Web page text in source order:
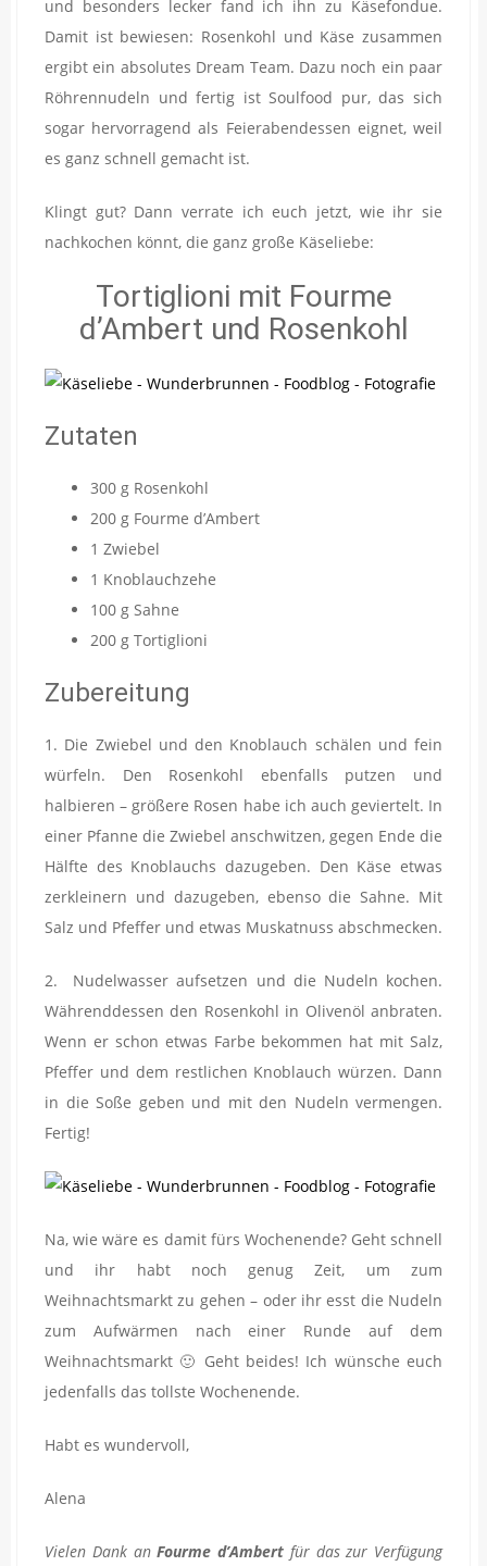
und besonders lecker fand ich ihn zu Käsefondue.
Damit ist bewiesen: Rosenkohl und Käse zusammen
ergibt ein absolutes Dream Team. Dazu noch ein paar
Röhrennudeln und fertig ist Soulfood pur, das sich
sogar hervorragend als Feierabendessen eignet, weil
es ganz schnell gemacht ist.
Klingt gut? Dann verrate ich euch jetzt, wie ihr sie
nachkochen könnt, die ganz große Käseliebe:
Tortiglioni mit Fourme
d’Ambert und Rosenkohl
Zutaten
300 g Rosenkohl
200 g Fourme d’Ambert
1 Zwiebel
1 Knoblauchzehe
100 g Sahne
200 g Tortiglioni
Zubereitung
1. Die Zwiebel und den Knoblauch schälen und fein
würfeln. Den Rosenkohl ebenfalls putzen und
halbieren – größere Rosen habe ich auch geviertelt. In
einer Pfanne die Zwiebel anschwitzen, gegen Ende die
Hälfte des Knoblauchs dazugeben. Den Käse etwas
zerkleinern und dazugeben, ebenso die Sahne. Mit
Salz und Pfeffer und etwas Muskatnuss abschmecken.
2. Nudelwasser aufsetzen und die Nudeln kochen.
Währenddessen den Rosenkohl in Olivenöl anbraten.
Wenn er schon etwas Farbe bekommen hat mit Salz,
Pfeffer und dem restlichen Knoblauch würzen. Dann
in die Soße geben und mit den Nudeln vermengen.
Fertig!
Na, wie wäre es damit fürs Wochenende? Geht schnell
und ihr habt noch genug Zeit, um zum
Weihnachtsmarkt zu gehen – oder ihr esst die Nudeln
zum Aufwärmen nach einer Runde auf dem
Weihnachtsmarkt 🙂 Geht beides! Ich wünsche euch
jedenfalls das tollste Wochenende.
Habt es wundervoll,
Alena
Vielen Dank anFourme d’Ambert für das zur Verfügung